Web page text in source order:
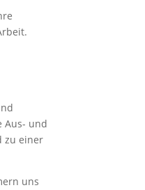
Aus- und
zu einer
uns